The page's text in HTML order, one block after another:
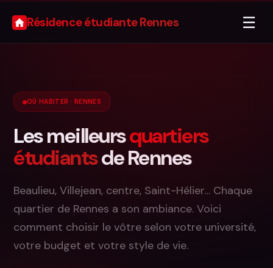
Résidence étudiante Rennes ☰
OÙ HABITER · RENNES
Les meilleursquartiers
étudiantsde Rennes
Beaulieu, Villejean, centre, Saint-Hélier… Chaque
quartier de Rennes a son ambiance. Voici
comment choisir le vôtre selon votre université,
votre budget et votre style de vie.